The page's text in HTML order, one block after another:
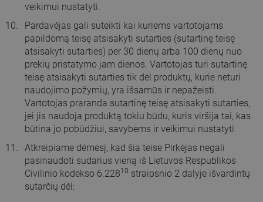
veikimui nustatyti.
Pardavėjas gali suteikti kai kuriems vartotojams
papildomą teisę atsisakyti sutarties (sutartinę teisę
atsisakyti sutarties) per 30 dienų arba 100 dienų nuo
prekių pristatymo jam dienos. Vartotojas turi sutartinę
teisę atsisakyti sutarties tik dėl produktų, kurie neturi
naudojimo požymių, yra išsamūs ir nepažeisti.
Vartotojas praranda sutartinę teisę atsisakyti sutarties,
jei jis naudoja produktą tokiu būdu, kuris viršija tai, kas
būtina jo pobūdžiui, savybėms ir veikimui nustatyti.
Atkreipiame dėmesį, kad šia teise Pirkėjas negali
pasinaudoti sudarius vieną iš Lietuvos Respublikos
Civilinio kodekso 6.22810 straipsnio 2 dalyje išvardintų
sutarčių dėl: